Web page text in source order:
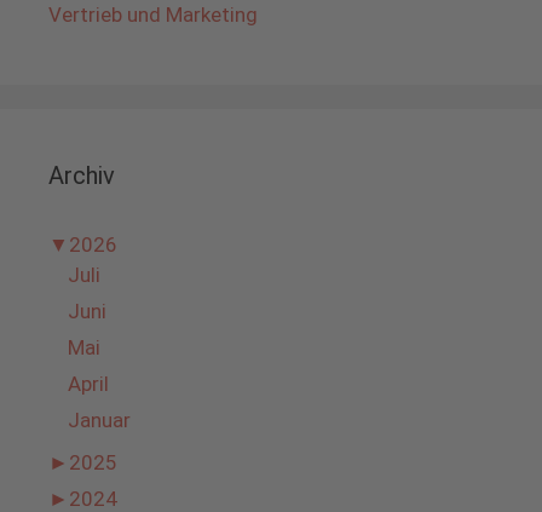
Vertrieb und Marketing
Archiv
▼ 2026
Juli
Juni
Mai
April
Januar
► 2025
► 2024